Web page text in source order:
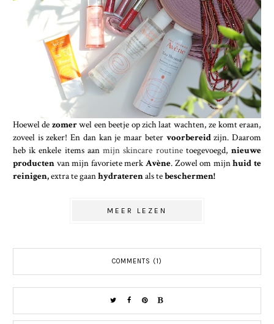
Hoewel de zomerwel een beetje op zich laat wachten, ze komt eraan,
zoveel is zeker! En dan kan je maar beter voorbereidzijn. Daarom
heb ik enkele items aanmijn skincare routinetoegevoegd,nieuwe
producten van mijn favoriete merkAvène. Zowel om mijnhuid te
reinigen,extra te gaanhydraterenals tebeschermen!
MEER LEZEN
COMMENTS (1)